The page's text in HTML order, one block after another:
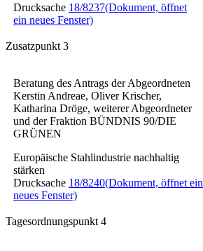
Drucksache 18/8237(Dokument, öffnet
ein neues Fenster)
Zusatzpunkt 3
Beratung des Antrags der Abgeordneten
Kerstin Andreae, Oliver Krischer,
Katharina Dröge, weiterer Abgeordneter
und der Fraktion BÜNDNIS 90/DIE
GRÜNEN
Europäische Stahlindustrie nachhaltig
stärken
Drucksache 18/8240(Dokument, öffnet ein
neues Fenster)
Tagesordnungspunkt 4